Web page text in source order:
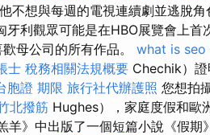
不想與每週的電視連續劇並逃脫
利觀眾可能是在HBO展覽會上首
母公司的所有作品。 what is seo
士 稅務相關法規概要 Chechik）證
胞證 期限 旅行社代辦護照 您想拍
北撥筋 Hughes），家庭度假和歐
羊》中出版了一個短篇小說《假期